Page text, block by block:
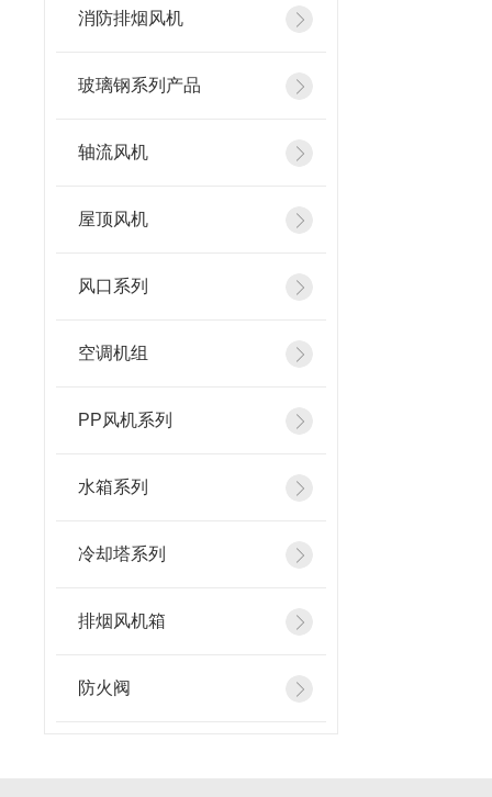
消防排烟风机
玻璃钢系列产品
轴流风机
屋顶风机
风口系列
空调机组
PP风机系列
水箱系列
冷却塔系列
排烟风机箱
防火阀